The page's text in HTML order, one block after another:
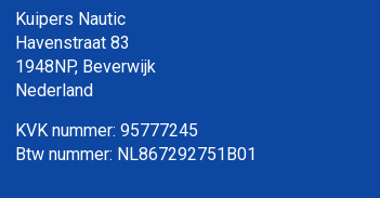
Kuipers Nautic
Havenstraat 83
1948NP, Beverwijk
Nederland
KVK nummer: 95777245
Btw nummer: NL867292751B01